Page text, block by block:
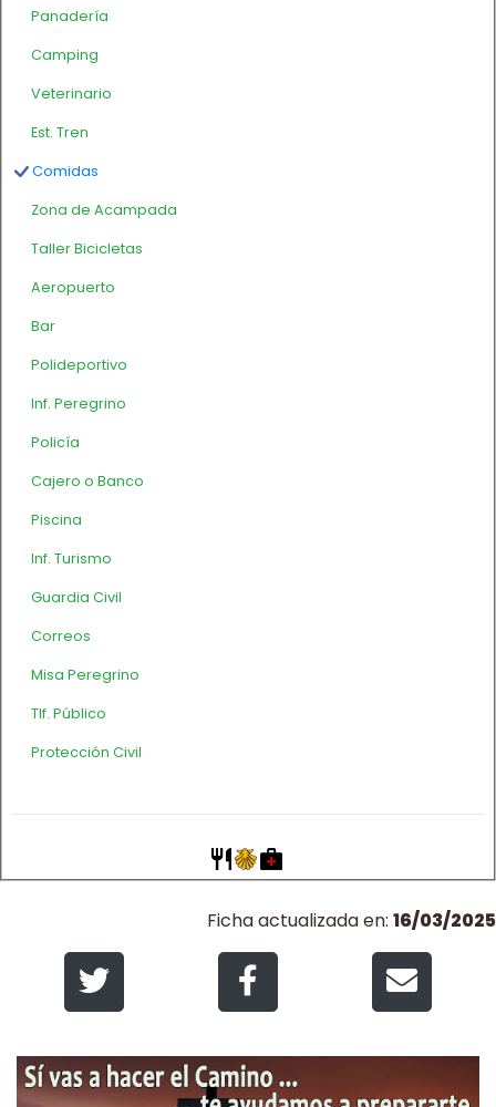
Panadería
Camping
Veterinario
Est. Tren
Comidas
Zona de Acampada
Taller Bicicletas
Aeropuerto
Bar
Polideportivo
Inf. Peregrino
Policía
Cajero o Banco
Piscina
Inf. Turismo
Guardia Civil
Correos
Misa Peregrino
Tlf. Público
Protección Civil
Ficha actualizada en: 16/03/2025